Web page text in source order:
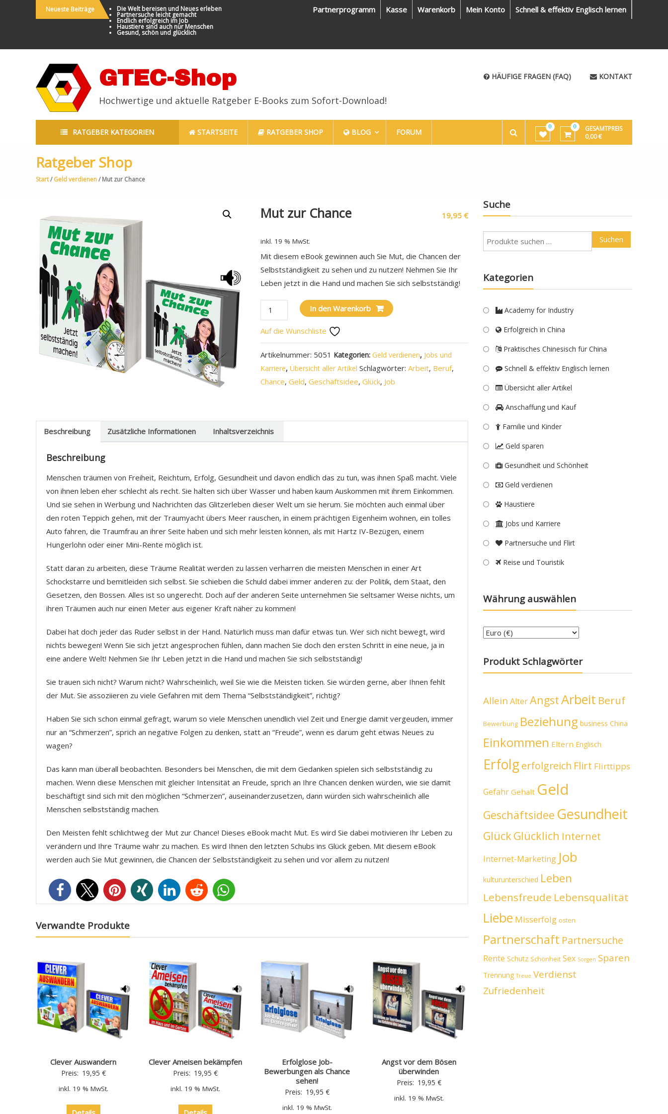
Neueste Beiträge Die Welt bereisen und Neues erleben
Partnersuche leicht gemacht
Endlich erfolgreich im Job
Haustiere sind auch nur Menschen
Gesund, schön und glücklich
Partnerprogramm Kasse Warenkorb Mein Konto Schnell & effektiv Englisch lernen
GTEC-Shop
Hochwertige und aktuelle Ratgeber E-Books zum Sofort-Download!
HÄUFIGE FRAGEN (FAQ) KONTAKT
RATGEBER KATEGORIEN STARTSEITE RATGEBER SHOP BLOG FORUM
0 0
GESAMTPREIS
0,00€
Ratgeber Shop
Start/Geld verdienen/ Mut zur Chance
Mut zur Chance 19,95 €
inkl. 19 % MwSt.
Mit diesem eBook gewinnen auch Sie Mut, die Chancen der
Selbstständigkeit zu sehen und zu nutzen! Nehmen Sie Ihr
Leben jetzt in die Hand und machen Sie sich selbstständig!
In den Warenkorb
Auf die Wunschliste
Artikelnummer: 5051 Kategorien:Geld verdienen, Jobs und
Karriere,Übersicht aller Artikel Schlagwörter:Arbeit, Beruf,
Chance,Geld,Geschäftsidee,Glück, Job
Beschreibung Zusätzliche Informationen Inhaltsverzeichnis
Beschreibung
Menschen träumen von Freiheit, Reichtum, Erfolg, Gesundheit und davon endlich das zu tun, was ihnen Spaß macht. Viele
von ihnen leben eher schlecht als recht. Sie halten sich über Wasser und haben kaum Auskommen mit ihrem Einkommen.
Und sie sehen in Werbung und Nachrichten das Glitzerleben dieser Welt um sie herum. Sie möchten auch einmal über
den roten Teppich gehen, mit der Traumyacht übers Meer rauschen, in einem prächtigen Eigenheim wohnen, ein tolles
Auto fahren, die Traumfrau an ihrer Seite haben und sich mehr leisten können, als mit Hartz IV-Bezügen, einem
Hungerlohn oder einer Mini-Rente möglich ist.
Statt daran zu arbeiten, diese Träume Realität werden zu lassen verharren die meisten Menschen in einer Art
Schockstarre und bemitleiden sich selbst. Sie schieben die Schuld dabei immer anderen zu: der Politik, dem Staat, den
Gesetzen, den Bossen. Alles ist so ungerecht. Doch auf der anderen Seite unternehmen Sie seltsamer Weise nichts, um
ihren Träumen auch nur einen Meter aus eigener Kraft näher zu kommen!
Dabei hat doch jeder das Ruder selbst in der Hand. Natürlich muss man dafür etwas tun. Wer sich nicht bewegt, wird
nichts bewegen! Wenn Sie sich jetzt angesprochen fühlen, dann machen Sie doch den ersten Schritt in eine neue, ja in
eine andere Welt! Nehmen Sie Ihr Leben jetzt in die Hand und machen Sie sich selbstständig!
Sie trauen sich nicht? Warum nicht? Wahrscheinlich, weil Sie wie die Meisten ticken. Sie würden gerne, aber Ihnen fehlt
der Mut. Sie assoziieren zu viele Gefahren mit dem Thema “Selbstständigkeit”, richtig?
Haben Sie sich schon einmal gefragt, warum so viele Menschen unendlich viel Zeit und Energie damit vergeuden, immer
nur an “Schmerzen”, sprich an negative Folgen zu denken, statt an “Freude”, wenn es darum geht etwas Neues zu
wagen?
Das kann man überall beobachten. Besonders bei Menschen, die mit dem Gedanken spielen sich selbstständig zu
machen. Wenn diese Menschen mit gleicher Intensität an Freude, sprich an Ihre Chancen denken würden, wie sie damit
beschäftigt sind sich mit den möglichen “Schmerzen”, auseinanderzusetzen, dann würden sich wahrscheinlich alle
Menschen selbstständig machen.
Den Meisten fehlt schlichtweg der Mut zur Chance! Dieses eBook macht Mut. Es wird Sie dabei motivieren Ihr Leben zu
verändern und Ihre Träume wahr zu machen. Es wird Ihnen den letzten Schubs ins Glück geben. Mit diesem eBook
werden auch Sie Mut gewinnen, die Chancen der Selbstständigkeit zu sehen und vor allem zu nutzen!
Verwandte Produkte
Clever Auswandern
Preis: 19,95 €
inkl. 19 % MwSt.
Clever Ameisen bekämpfen
Preis: 19,95 €
inkl. 19 % MwSt.
Erfolglose Job-
Bewerbungen als Chance
sehen!
Preis: 19,95 €
inkl. 19 % MwSt.
Angst vor dem Bösen
überwinden
Preis: 19,95 €
inkl. 19 % MwSt.
Suche
Suchen
Kategorien
Academy for Industry
Erfolgreich in China
Praktisches Chinesisch für China
Schnell & effektiv Englisch lernen
Übersicht aller Artikel
Anschaffung und Kauf
Familie und Kinder
Geld sparen
Gesundheit und Schönheit
Geld verdienen
Haustiere
Jobs und Karriere
Partnersuche und Flirt
Reise und Touristik
Währung auswählen
Produkt Schlagwörter
Allein AlterAngstArbeit Beruf
Bewerbung Beziehung business China
Einkommen Eltern Englisch
Erfolgerfolgreich Flirt Flirttipps
Gefahr Gehalt Geld
Geschäftsidee Gesundheit
GlückGlücklich Internet
Internet-Marketing Job
kulturunterschied Leben
Lebensfreude Lebensqualität
Liebe Misserfolg osten
Partnerschaft Partnersuche
Rente Schutz Schönheit Sex Sorgen Sparen
Trennung Treue Verdienst
Zufriedenheit